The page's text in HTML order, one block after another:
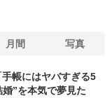
月間 写真
手帳にはヤバすぎる5
”を本気で夢見た